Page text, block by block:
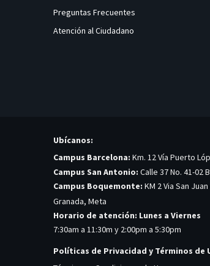
Preguntas Frecuentes
Atención al Ciudadano
Ubícanos:
Campus Barcelona: Km. 12 Vía Puerto
Campus San Antonio: Calle 37 No. 41-02
Campus Boquemonte: KM 2 Via San
Granada, Meta
Horario de atención: Lunes a Viernes
7:30am a 11:30m y 2:00pm a 5:30pm
Políticas de Privacidad y Términos de